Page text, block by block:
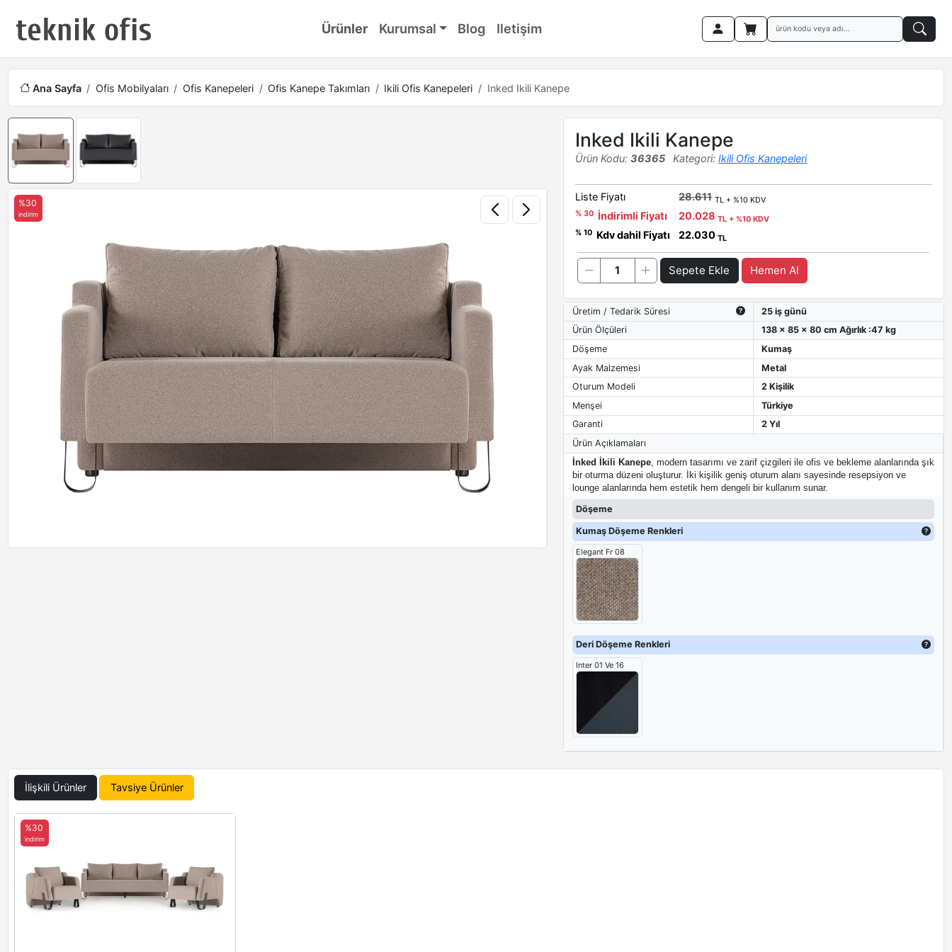
Ürünler Kurumsal Blog Iletişim
Ana Sayfa Ofis Mobilyaları Ofis Kanepeleri Ofis Kanepe Takımları Ikili Ofis Kanepeleri Inked Ikili Kanepe
%30
indirim
Inked Ikili Kanepe
Ürün Kodu: 36365 Kategori:Ikili Ofis Kanepeleri
Liste Fiyatı 28.611 TL + %10 KDV
% 30 İndirimli Fiyatı 20.028TL + %10 KDV
% 10 Kdv dahil Fiyatı 22.030TL
Sepete Ekle Hemen Al
Üretim / Tedarik Süresi
25 iş günü
Ürün Ölçüleri
138 x 85 x 80 cm Ağırlık :47 kg
Döşeme
Kumaş
Ayak Malzemesi
Metal
Oturum Modeli
2 Kişilik
Menşei
Türkiye
Garanti
2 Yıl
Ürün Açıklamaları
İnked İkili Kanepe, modern tasarımı ve zarif çizgileri ile ofis ve bekleme alanlarında şık
bir oturma düzeni oluşturur. İki kişilik geniş oturum alanı sayesinde resepsiyon ve
lounge alanlarında hem estetik hem dengeli bir kullanım sunar.
Döşeme
Kumaş Döşeme Renkleri
Elegant Fr 08
Deri Döşeme Renkleri
Inter 01 Ve 16
İlişkili Ürünler Tavsiye Ürünler
%30
indirim